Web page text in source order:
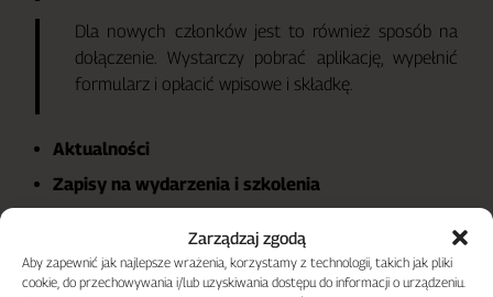
Zarządzaj zgodą
Aby zapewnić jak najlepsze wrażenia, korzystamy z technologii, takich jak pliki
cookie, do przechowywania i/lub uzyskiwania dostępu do informacji o urządzeniu.
Dla nowych członków jest to również sposób na
dołączenie. Wystarczy pobrać aplikację, wypełnić
formularz i opłacić wpisowe i składkę.
Aktualności
Zapisy na wydarzenia i szkolenia
Powiadomienia
Chat